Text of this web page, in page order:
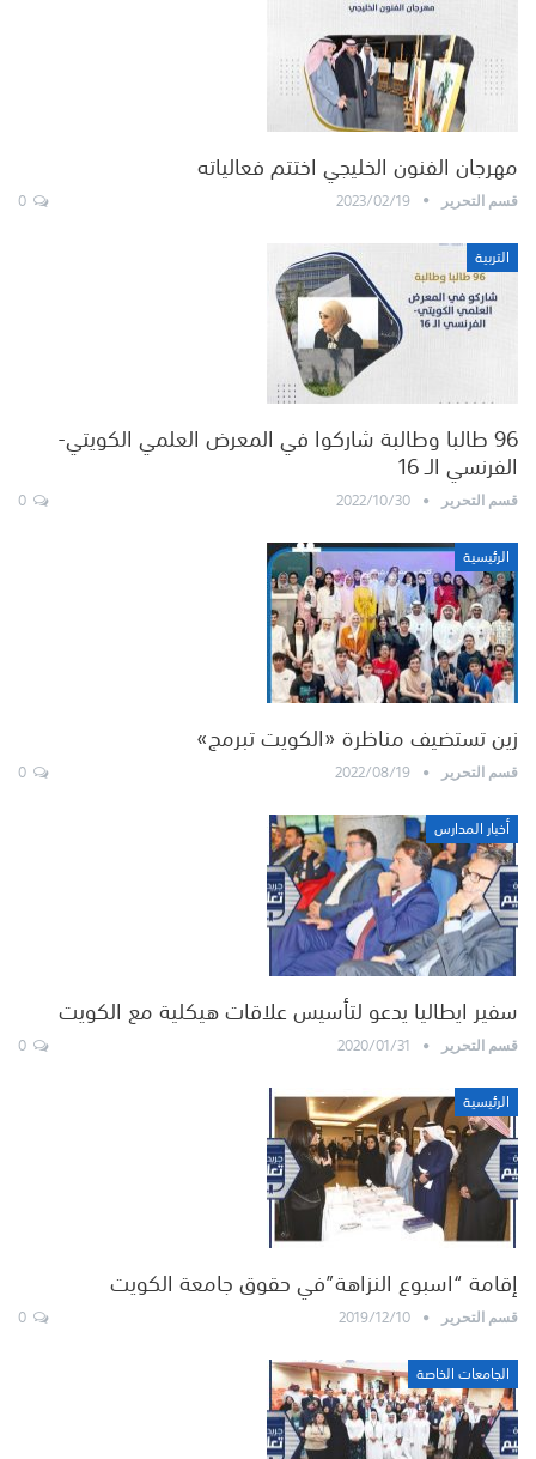
مهرجان الفنون الخليجي اختتم فعالياته
قسم التحرير 2023/02/19
التربية
96 طالبا وطالبة شاركوا في المعرض العلمي الكويتي-
الفرنسي الـ 16
قسم التحرير 2022/10/30
الرئيسية
زين تستضيف مناظرة «الكويت تبرمج»
قسم التحرير 2022/08/19
أخبار المدارس
سفير ايطاليا يدعو لتأسيس علاقات هيكلية مع الكويت
قسم التحرير 2020/01/31
الرئيسية
إقامة “اسبوع النزاهة”في حقوق جامعة الكويت
قسم التحرير 2019/12/10
الجامعات الخاصة